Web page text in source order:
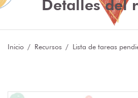
Detalles del
Inicio Recursos Lista de tareas